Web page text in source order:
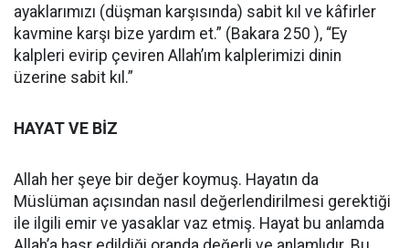
ayaklarımızı (düşman karşısında) sabit kıl ve kâfirler
kavmine karşı bize yardım et.” (Bakara 250 ), “Ey
kalpleri evirip çeviren Allah’ım kalplerimizi dinin
üzerine sabit kıl.”
HAYAT VE BİZ
Allah her şeye bir değer koymuş. Hayatın da
Müslüman açısından nasıl değerlendirilmesi gerektiği
ile ilgili emir ve yasaklar vaz etmiş. Hayat bu anlamda